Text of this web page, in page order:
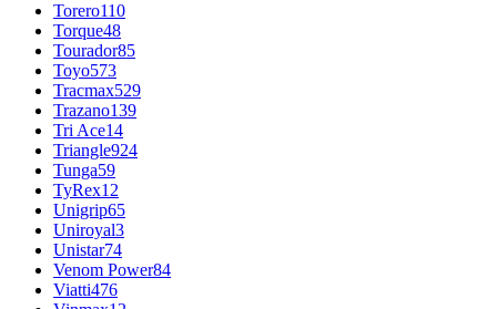
Torero110
Torque48
Tourador85
Toyo573
Tracmax529
Trazano139
Tri Ace14
Triangle924
Tunga59
TyRex12
Unigrip65
Uniroyal3
Unistar74
Venom Power84
Viatti476